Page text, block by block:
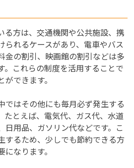
る方は、交通機関や公共施設、携
られるケースがあり、電車やバス
金の割引、映画館の割引などは多
。これらの制度を活用することで
できます。
ではその他にも毎月必ず発生する
たとえば、電気代、ガス代、水道
日用品、ガソリン代などです。こ
するため、少しでも節約できる方
なります。